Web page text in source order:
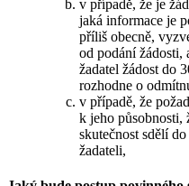
v případě, že je
jaká informace je
příliš obecně,
od podání žádosti,
žadatel žádost do
rozhodne o
v případě, že
k jeho působnosti,
skutečnost sdělí
žadateli,